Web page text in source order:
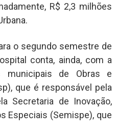
R$ 2,3 milhões
o segundo semestre de
conta, ainda, com a
municipais de Obras e
que é responsável pela
Secretaria de Inovação,
Especiais (Semispe), que